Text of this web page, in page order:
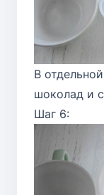
В
шоколад и
Шаг 6: